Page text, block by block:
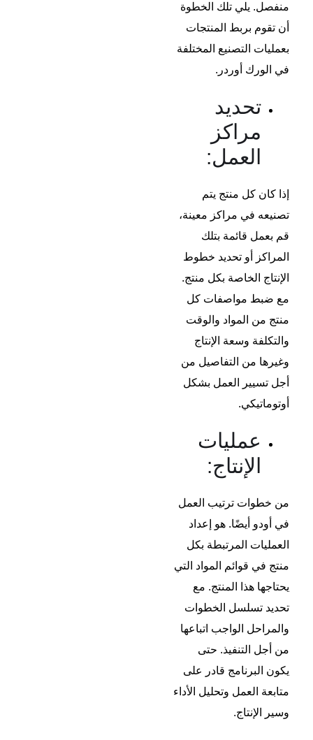
منفصل. يلي تلك الخطوة
أن تقوم بربط المنتجات
بعمليات التصنيع المختلفة
في الورك أوردر.
تحديد
مراكز
العمل:
إذا كان كل منتج يتم
تصنيعه في مراكز معينة،
قم بعمل قائمة بتلك
المراكز أو تحديد خطوط
الإنتاج الخاصة بكل منتج.
مع ضبط مواصفات كل
منتج من المواد والوقت
والتكلفة وسعة الإنتاج
وغيرها من التفاصيل من
أجل تسيير العمل بشكل
أوتوماتيكي.
عمليات
الإنتاج:
من خطوات ترتيب العمل
في أودو أيضًا. هو إعداد
العمليات المرتبطة بكل
منتج في قوائم المواد التي
يحتاجها هذا المنتج. مع
تحديد تسلسل الخطوات
والمراحل الواجب اتباعها
من أجل التنفيذ. حتى
يكون البرنامج قادر على
متابعة العمل وتحليل الأداء
وسير الإنتاج.